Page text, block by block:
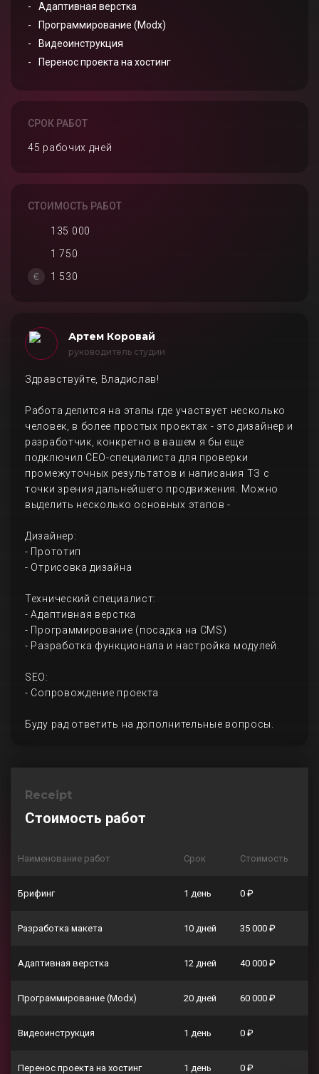
Адаптивная верстка
Программирование (Modx)
Видеоинструкция
Перенос проекта на хостинг
СРОК РАБОТ
45 рабочих дней
СТОИМОСТЬ РАБОТ
135 000
1 750
1 530
Артем Коровай
руководитель студии
Здравствуйте, Владислав!
Работа делится на этапы где участвует несколько
человек, в более простых проектах - это дизайнер и
разработчик, конкретно в вашем я бы еще
подключил СЕО-специалиста для проверки
промежуточных результатов и написания ТЗ с
точки зрения дальнейшего продвижения. Можно
выделить несколько основных этапов -
Дизайнер:
- Прототип
- Отрисовка дизайна
Технический специалист:
- Адаптивная верстка
- Программирование (посадка на CMS)
- Разработка функционала и настройка модулей.
SEO:
- Сопровождение проекта
Буду рад ответить на дополнительные вопросы.
Receipt
Стоимость работ
Наименование работ Срок Стоимость
Брифинг 1 день 0 ₽
Разработка макета 10 дней 35 000 ₽
Адаптивная верстка 12 дней 40 000 ₽
Программирование (Modx) 20 дней 60 000 ₽
Видеоинструкция 1 день 0 ₽
Перенос проекта на хостинг 1 день 0 ₽